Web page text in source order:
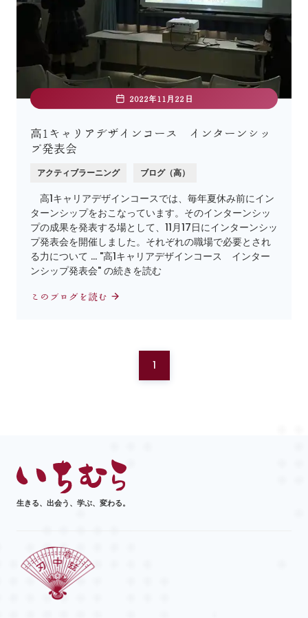
2022年11月22日
高1キャリアデザインコース インターンシッ
プ発表会
アクティブラーニング ブログ（高）
高1キャリアデザインコースでは、毎年夏休み前にイン
ターンシップをおこなっています。そのインターンシッ
プの成果を発表する場として、11月17日にインターンシッ
プ発表会を開催しました。それぞれの職場で必要とされ
る力について … "高1キャリアデザインコース インター
ンシップ発表会" の続きを読む
このブログを読む
1
生きる、出会う、学ぶ、変わる。